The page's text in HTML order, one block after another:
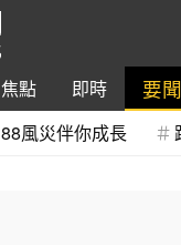
焦點 即時 要聞
88風災伴你成長